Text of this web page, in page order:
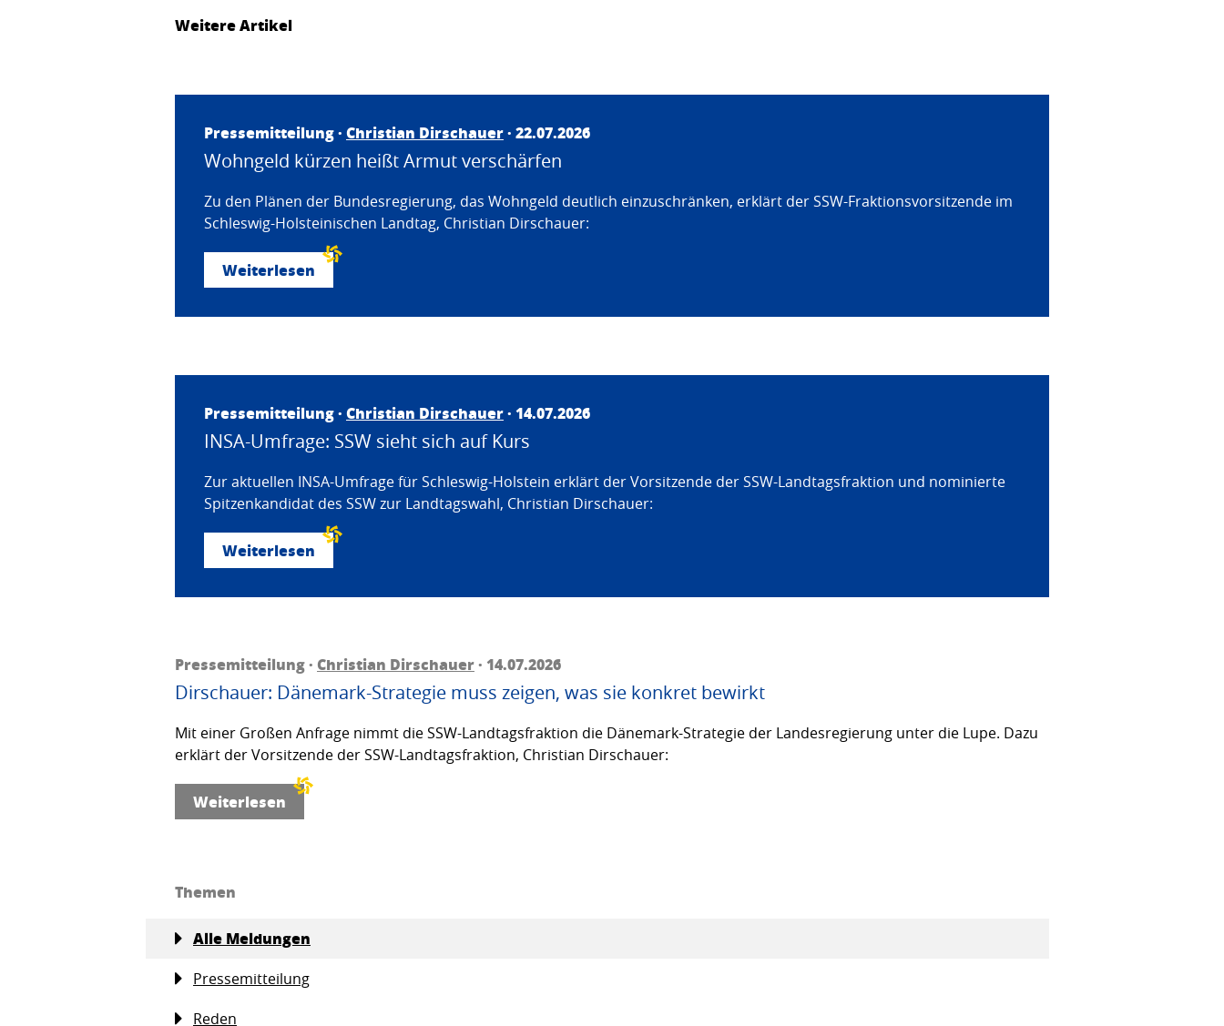
Weitere Artikel
Pressemitteilung · Christian Dirschauer· 22.07.2026
Wohngeld kürzen heißt Armut verschärfen
Zu den Plänen der Bundesregierung, das Wohngeld deutlich einzuschränken, erklärt der SSW-Fraktionsvorsitzende im
Schleswig-Holsteinischen Landtag, Christian Dirschauer:
Weiterlesen
Pressemitteilung · Christian Dirschauer· 14.07.2026
INSA-Umfrage: SSW sieht sich auf Kurs
Zur aktuellen INSA-Umfrage für Schleswig-Holstein erklärt der Vorsitzende der SSW-Landtagsfraktion und nominierte
Spitzenkandidat des SSW zur Landtagswahl, Christian Dirschauer:
Weiterlesen
Pressemitteilung · Christian Dirschauer· 14.07.2026
Dirschauer: Dänemark-Strategie muss zeigen, was sie konkret bewirkt
Mit einer Großen Anfrage nimmt die SSW-Landtagsfraktion die Dänemark-Strategie der Landesregierung unter die Lupe. Dazu
erklärt der Vorsitzende der SSW-Landtagsfraktion, Christian Dirschauer:
Weiterlesen
Themen
Alle Meldungen
Pressemitteilung
Reden